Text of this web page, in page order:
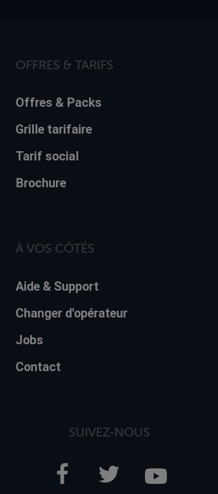
OFFRES & TARIFS
Offres & Packs
Grille tarifaire
Tarif social
Brochure
À VOS CÔTÉS
Aide & Support
Changer d'opérateur
Jobs
Contact
SUIVEZ-NOUS